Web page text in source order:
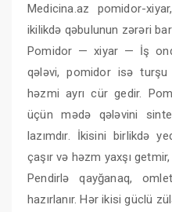
Medicina.az pomidor-
ikilikdə qəbulunun zərəri
Pomidor — xiyar — İş
qələvi, pomidor isə turşu
həzmi ayrı cür gedir.
üçün mədə qələvini
lazımdır. İkisini birlikdə
çaşır və həzm yaxşı
Pendirlə qayğanaq,
hazırlanır. Hər ikisi güclü